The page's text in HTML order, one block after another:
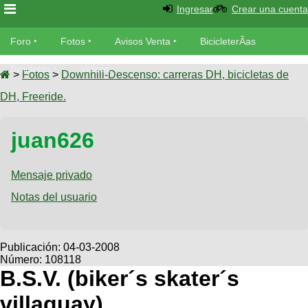
Foro
Foro
TÃ©cnica
Fotos
tu foto
Galeria
XC
Viajes
Descenso
SUBÃ
tu
aviso
Buscar
Ultimos
Fotos
as
Bicicletas
Tandem
Videos
Cicloturismo
Ingresar Crear una cuenta
Foro Fotos Avisos Venta BicicleterÃ­as
Bicicletas Videos
> Fotos > Downhill-Descenso: carreras DH, bicicletas de
DH, Freeride.
juan626
Mensaje privado
Notas del usuario
Publicación: 04-03-2008
Número: 108118
B.S.V. (biker´s skater´s